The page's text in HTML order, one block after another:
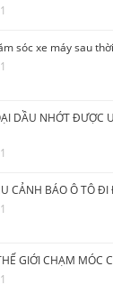
sóc xe máy sau
DẦU NHỚT ĐƯỢC
CẢNH BÁO Ô TÔ
GIỚI CHẠM MÓC